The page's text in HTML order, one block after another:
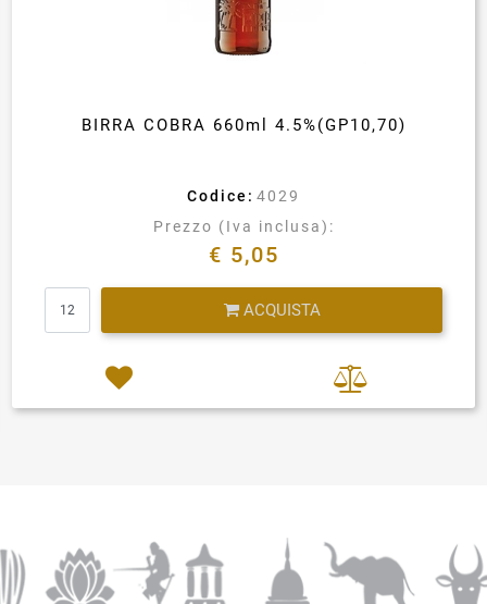
BIRRA COBRA 660ml 4.5%(GP10,70)
Codice: 4029
Prezzo (Iva inclusa):
€ 5,05
ACQUISTA